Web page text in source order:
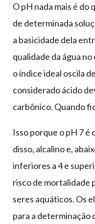
O pH nada mais é
de determinada
a basicidade dela
qualidade da água
o índice ideal oscila
considerado ácido
carbônico. Quando
Isso porque o pH 7 é
disso, alcalino e,
inferiores a 4 e
risco de mortalidade
seres aquáticos. Os
para a determinação